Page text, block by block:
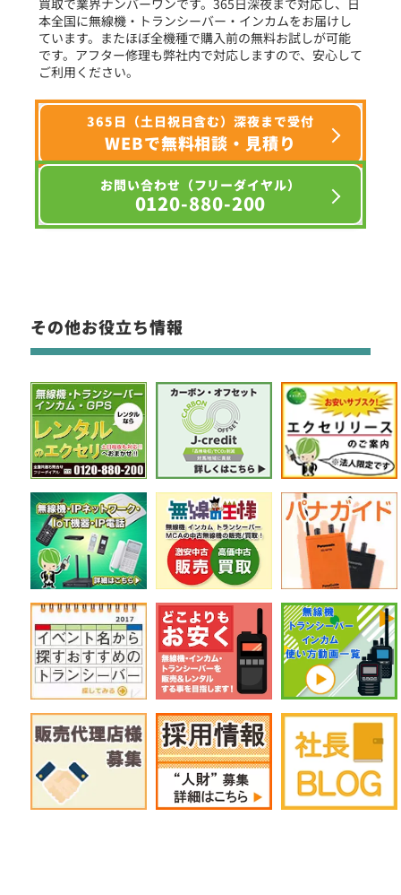
本全国に無線機・トランシーバー・インカムをお届けし
ています。またほぼ全機種で購入前の無料お試しが可能
です。アフター修理も弊社内で対応しますので、安心して
ご利用ください。
365日（土日祝日含む）深夜まで受付
WEBで無料相談・見積り
お問い合わせ（フリーダイヤル）
0120-880-200
その他お役立ち情報